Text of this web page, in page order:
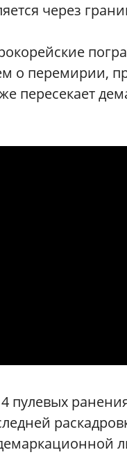
через
о перемирии,
пересекает
пулевых